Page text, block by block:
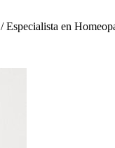
/ Especialista en